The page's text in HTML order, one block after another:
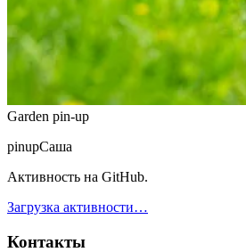
Garden pin-up
pinupСаша
Активность на GitHub.
Загрузка активности…
Контакты